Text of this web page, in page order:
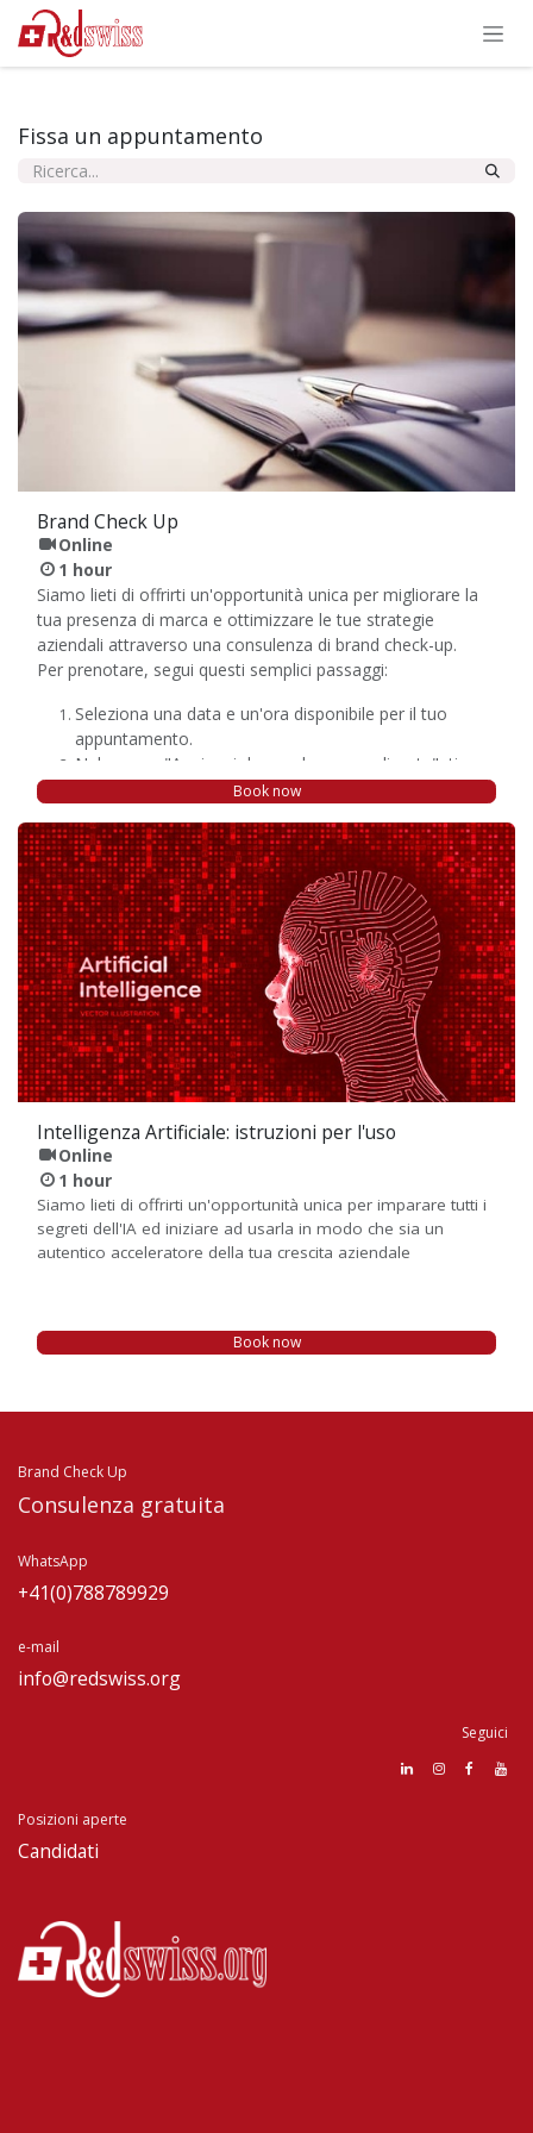
Skip to Content
Fissa un appuntamento
Brand Check Up
Online
1 hour
Siamo lieti di offrirti un'opportunità unica per migliorare la
tua presenza di marca e ottimizzare le tue strategie
aziendali attraverso una consulenza di brand check-up.
Per prenotare, segui questi semplici passaggi:
Seleziona una data e un'ora disponibile per il tuo
appuntamento.
Nel campo "Aggiungi domande personalizzate", ti
preghiamo di indicare eventuali aspetti specifici del tuo
consulenza.
Il nostro team di esperti sarà pronto ad accoglierti durante
la tua consulenza di brand check-up e lavorare insieme a te
per sviluppare strategie vincenti per il tuo marchio.
Book now
Intelligenza Artificiale: istruzioni per l'uso
Online
1 hour
Siamo lieti di offrirti un'opportunità unica per imparare tutti i
segreti dell'IA ed iniziare ad usarla in modo che sia un
autentico acceleratore della tua crescita aziendale
Book now
Brand Check Up
Consulenza gratuita
WhatsApp
+41(0)788789929
e-mail
info@redswiss.org
Seguici
Posizioni aperte
Candidati